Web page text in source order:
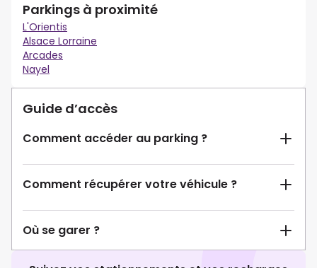
Parkings à proximité
L'Orientis
Alsace Lorraine
Arcades
Nayel
Guide d’accès
Comment accéder au parking ?
Comment récupérer votre véhicule ?
Où se garer ?